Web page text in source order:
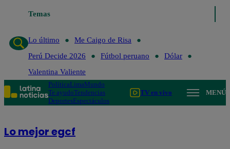
Temas
Lo último
Me Caigo de Risa
Perú Decide 2026
Fútbol peruano
Dólar
Valentina Valiente
PolíticaLimaMundo
Te ayudoTendencias
DeportesEspectáculos
TV en vivo MENÚ
Lo mejor egcf